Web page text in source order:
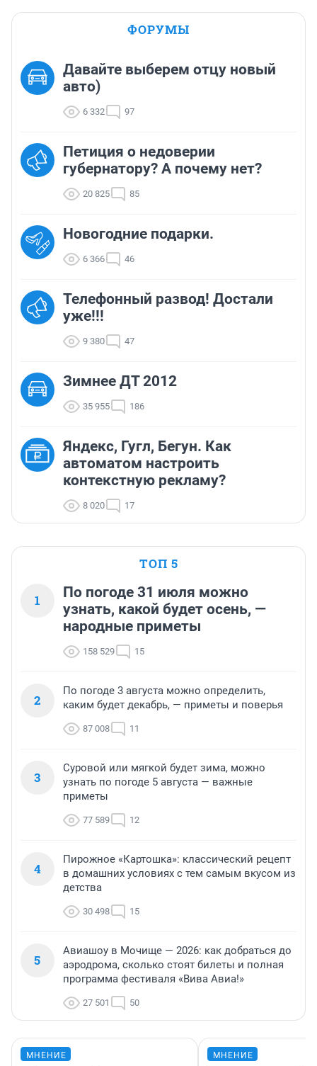
ФОРУМЫ
Давайте выберем отцу новый
авто)
6 332 97
Петиция о недоверии
губернатору? А почему нет?
20 825 85
Новогодние подарки.
6 366 46
Телефонный развод! Достали
уже!!!
9 380 47
Зимнее ДТ 2012
35 955 186
Яндекс, Гугл, Бегун. Как
автоматом настроить
контекстную рекламу?
8 020 17
ТОП 5
1
По погоде 31 июля можно
узнать, какой будет осень, —
народные приметы
158 529 15
2
По погоде 3 августа можно определить,
каким будет декабрь, — приметы и поверья
87 008 11
3
Суровой или мягкой будет зима, можно
узнать по погоде 5 августа — важные
приметы
77 589 12
4
Пирожное «Картошка»: классический рецепт
в домашних условиях с тем самым вкусом из
детства
30 498 15
5
Авиашоу в Мочище — 2026: как добраться до
аэродрома, сколько стоят билеты и полная
программа фестиваля «Вива Авиа!»
27 501 50
МНЕНИЕ МНЕНИЕ